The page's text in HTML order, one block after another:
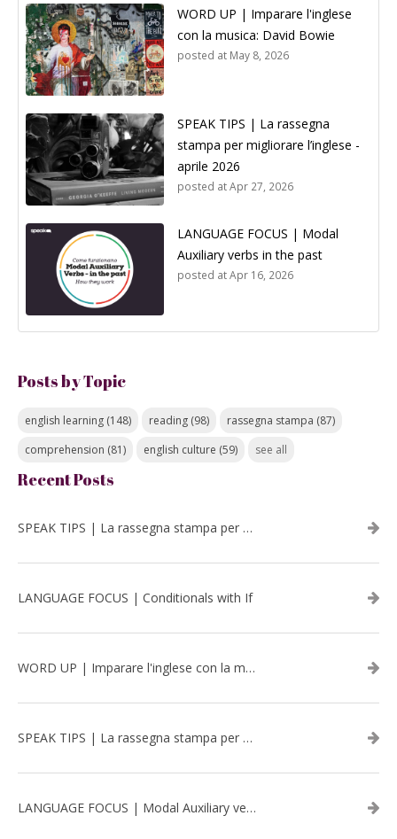
WORD UP | Imparare l'inglese
con la musica: David Bowie
posted at May 8, 2026
SPEAK TIPS | La rassegna
stampa per migliorare l’inglese -
aprile 2026
posted atApr 27, 2026
LANGUAGE FOCUS | Modal
Auxiliary verbs in the past
posted atApr 16, 2026
Posts by Topic
english learning (148) reading (98) rassegna stampa (87)
comprehension (81) english culture (59) see all
Recent Posts
SPEAK TIPS | La rassegna stampa per migliorare l’inglese - luglio 2026
LANGUAGE FOCUS | Conditionals with If
WORD UP | Imparare l'inglese con la musica: David Bowie
SPEAK TIPS | La rassegna stampa per migliorare l’inglese - aprile 2026
LANGUAGE FOCUS | Modal Auxiliary verbs in the past